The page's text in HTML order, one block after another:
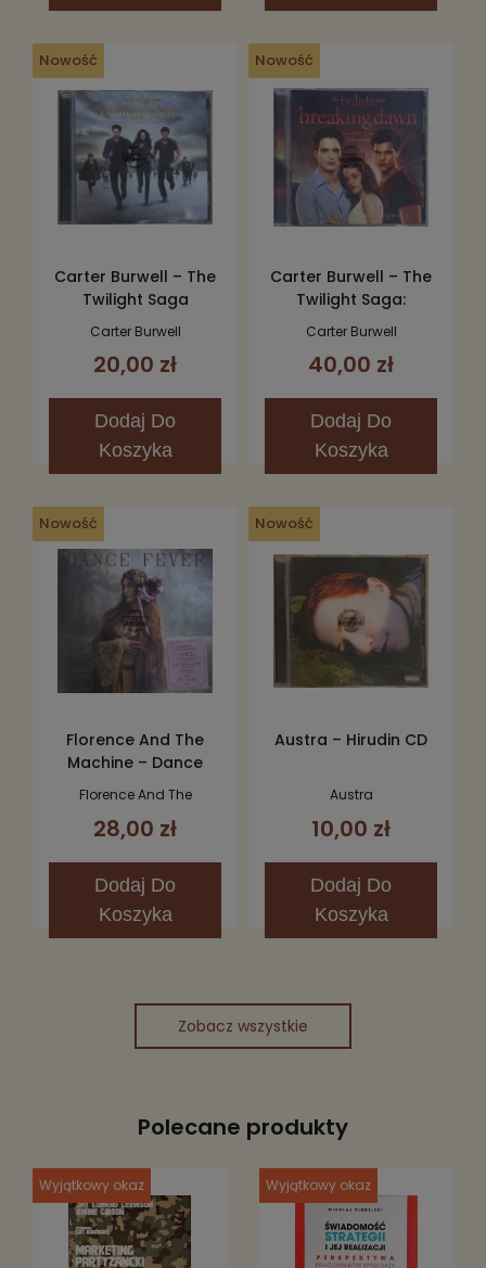
Nowość
Carter Burwell – The
Twilight Saga
Breaking Dawn, Part 2
Picture Score) CD
Carter Burwell
20,00 zł
Dodaj Do
Koszyka
Nowość
Carter Burwell – The
Twilight Saga:
Breaking Dawn - Part
Carter Burwell
40,00 zł
Dodaj Do
Koszyka
Nowość
Florence And The
Machine – Dance
Fever CD (Limited
Florence And The
28,00 zł
Dodaj Do
Koszyka
Nowość
Austra – Hirudin CD
Austra
10,00 zł
Dodaj Do
Koszyka
Zobacz wszystkie
Polecane produkty
Wyjątkowy okaz Wyjątkowy okaz